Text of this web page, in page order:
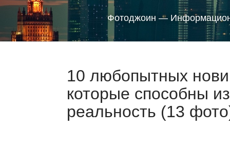
Фотоджоин —
10 любопытных
которые способны
реальность (13